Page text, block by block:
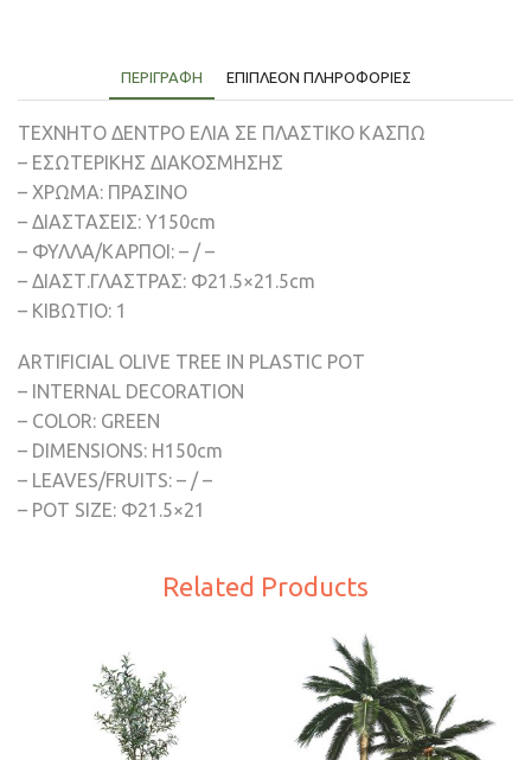
ΠΕΡΙΓΡΑΦΉ ΕΠΙΠΛΈΟΝ ΠΛΗΡΟΦΟΡΊΕΣ
ΤΕΧΝΗΤΟ ΔΕΝΤΡΟ ΕΛΙΑ ΣΕ ΠΛΑΣΤΙΚΟ ΚΑΣΠΩ
– ΕΣΩΤΕΡΙΚΗΣ ΔΙΑΚΟΣΜΗΣΗΣ
– ΧΡΩΜΑ: ΠΡΑΣΙΝΟ
– ΔΙΑΣΤΑΣΕΙΣ: Υ150cm
– ΦΥΛΛΑ/ΚΑΡΠΟΙ: – / –
– ΔΙΑΣΤ.ΓΛΑΣΤΡΑΣ: Φ21.5×21.5cm
– ΚΙΒΩΤΙΟ: 1
ARTIFICIAL OLIVE TREE IN PLASTIC POT
– INTERNAL DECORATION
– COLOR: GREEN
– DIMENSIONS: H150cm
– LEAVES/FRUITS: – / –
– POT SIZE: Φ21.5×21
Related Products